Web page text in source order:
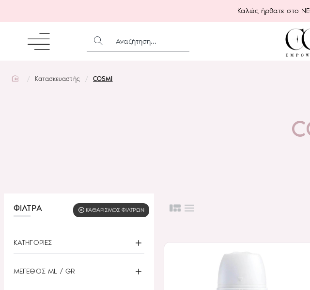
Καλώς ήρθατε στο
ΑΝΑΖΉΤΗΣΗ...
homeΚατασκευαστής COSMI
ΦΙΛΤΡΑ KΑΘΑΡΙΣΜΌΣ ΦΊΛΤΡΩΝ
ΚΑΤΗΓΟΡΙΕΣ
ΜΕΓΕΘΟΣ ML / GR